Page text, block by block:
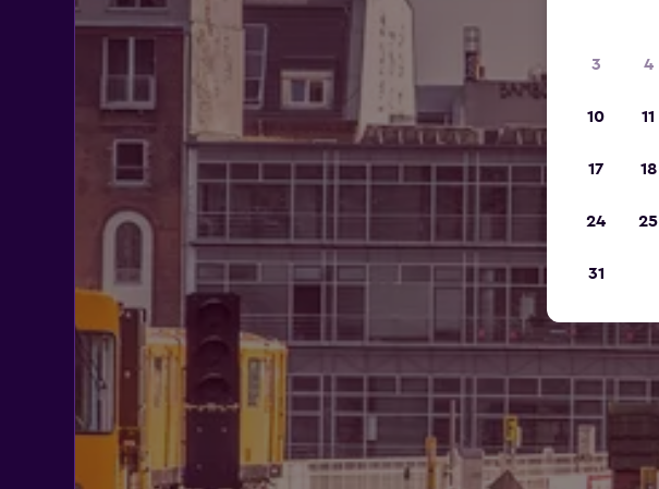
3 4
10 11
17 18
24 25
31